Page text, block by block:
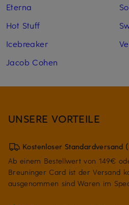
Eterna
Hot Stuff
Icebreaker
Jacob Cohen
UNSERE VORTEILE
Kostenloser Standardversand
Ab einem Bestellwert von 149€
Breuninger Card ist der Versand
ausgenommen sind Waren im